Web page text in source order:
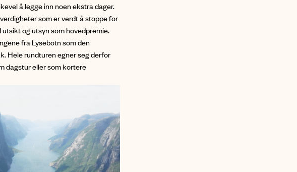
å legge inn noen ekstra dager.
som er verdt å stoppe for
og utsyn som hovedpremie.
fra Lysebotn som den
Hele rundturen egner seg derfor
dagstur eller som kortere